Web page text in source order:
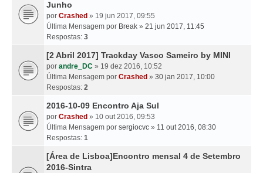
Junho
por Crashed » 19 jun 2017, 09:55
Última Mensagem por Break » 21 jun 2017, 11:45
Respostas: 3
[2 Abril 2017] Trackday Vasco Sameiro by MINI
por andre_DC » 19 dez 2016, 10:52
Última Mensagem por Crashed » 30 jan 2017, 10:00
Respostas: 2
2016-10-09 Encontro Aja Sul
por Crashed » 10 out 2016, 09:53
Última Mensagem por sergiocvc » 11 out 2016, 08:30
Respostas: 1
[Área de Lisboa]Encontro mensal 4 de Setembro
2016-Sintra